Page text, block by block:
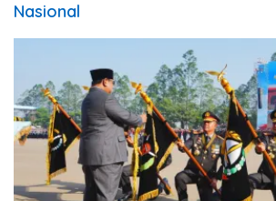
Nasional